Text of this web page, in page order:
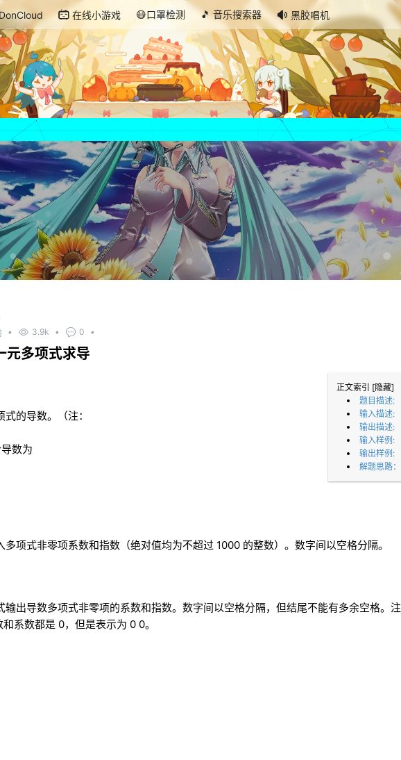
DonCloud 在线小游戏 😷口罩检测 🎵 音乐搜索器 黑胶唱机
• 3.9k • 0 •
元多项式求导
正文索引 [隐藏]
题目描述:
输入描述:
输出描述:
输入样例:
输出样例:
解题思路：
的导数。（注：
数为
多项式非零项系数和指数（绝对值均为不超过 1000 的整数）。数字间以空格分隔。
输出导数多项式非零项的系数和指数。数字间以空格分隔，但结尾不能有多余空格。注
系数都是 0，但是表示为 0 0。